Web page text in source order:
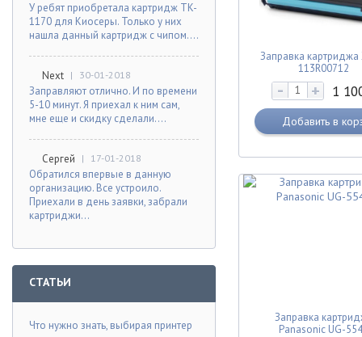
У ребят приобретала картридж TK-
1170 для Киосеры. Только у них
нашла данный картридж с чипом....
Next | 30-01-2018
Заправляют отлично. И по времени
5-10 минут. Я приехал к ним сам,
мне еще и скидку сделали....
Сергей | 17-01-2018
Обратился впервые в данную
организацию. Все устроило.
Приехали в день заявки, забрали
картриджи...
СТАТЬИ
Что нужно знать, выбирая принтер
Заправка картриджа
113R00712
- + 1
Добавить в
Заправка
Panasonic UG-